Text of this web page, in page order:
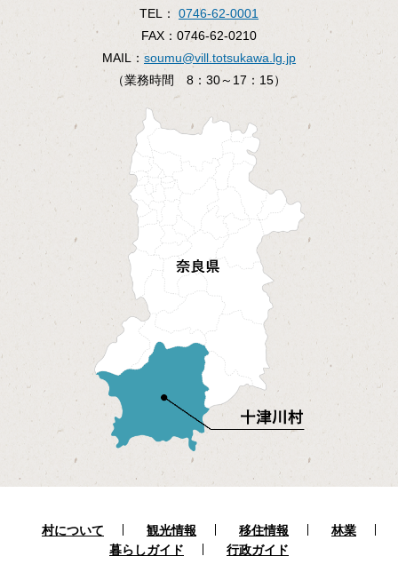
TEL： 0746-62-0001
FAX： 0746-62-0210
MAIL： soumu@vill.totsukawa.lg.jp
（業務時間 8：30～17：15）
村について 観光情報 移住情報
林業
暮らしガイド
行政ガイド